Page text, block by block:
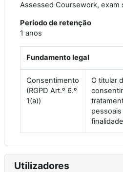
Assessed Coursework, exam
Período de retenção
1 anos
Fundamento legal
Consentimento
(RGPD Art.º 6.º
1(a))
O titular
Utilizadores